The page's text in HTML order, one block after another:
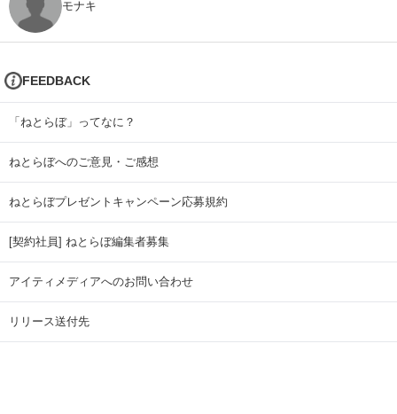
モナキ
FEEDBACK
「ねとらぼ」ってなに？
ねとらぼへのご意見・ご感想
ねとらぼプレゼントキャンペーン応募規約
[契約社員] ねとらぼ編集者募集
アイティメディアへのお問い合わせ
リリース送付先